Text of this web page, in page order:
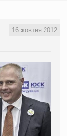
16 жовтня 2012